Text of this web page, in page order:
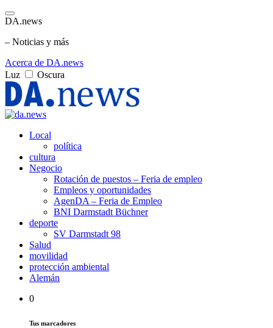
DA.news
– Noticias y más
Acerca de DA.news
Luz
Oscura
Local
política
cultura
Negocio
Rotación de puestos – Feria de empleo
Empleos y oportunidades
AgenDA – Feria de Empleo
BNI Darmstadt Büchner
deporte
SV Darmstadt 98
Salud
movilidad
protección ambiental
Alemán
0
Tus marcadores